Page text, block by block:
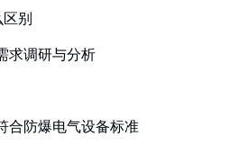
别
求调研与分析
合防爆电气设备标准